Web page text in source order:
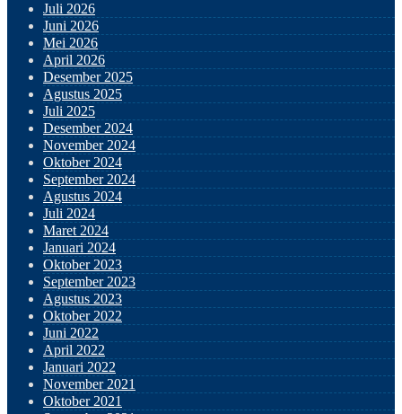
Juli 2026
Juni 2026
Mei 2026
April 2026
Desember 2025
Agustus 2025
Juli 2025
Desember 2024
November 2024
Oktober 2024
September 2024
Agustus 2024
Juli 2024
Maret 2024
Januari 2024
Oktober 2023
September 2023
Agustus 2023
Oktober 2022
Juni 2022
April 2022
Januari 2022
November 2021
Oktober 2021